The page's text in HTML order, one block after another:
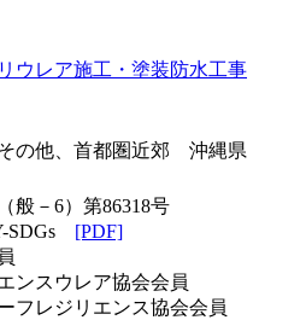
ウレア施工・塗装防水工事
他、首都圏近郊 沖縄県
－6）第86318号
SDGs [PDF]
ンスウレア協会会員
フレジリエンス協会会員